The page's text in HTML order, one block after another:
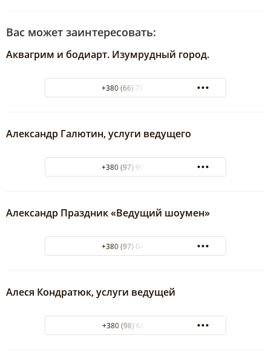
Вас может заинтересовать:
Аквагрим и бодиарт. Изумрудный город.
+380 (66) 784-29-92
Александр Галютин, услуги ведущего
+380 (97) 905-94-74
Александр Праздник «Ведущий шоумен»
+380 (97) 046-44-44
Алеся Кондратюк, услуги ведущей
+380 (98) 680 81 20